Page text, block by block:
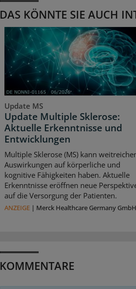
DAS KÖNNTE SIE AUCH
Update MS
Update Multiple Sklerose:
Aktuelle Erkenntnisse und
Entwicklungen
Multiple Sklerose (MS) kann
Auswirkungen auf körperliche und
kognitive Fähigkeiten haben. Aktuelle
Erkenntnisse eröffnen neue
auf die Versorgung der Patienten.
ANZEIGE | Merck Healthcare Germany GmbH
KOMMENTARE